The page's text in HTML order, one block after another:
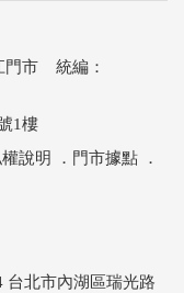
門市 統編：
1樓
說明 ． 門市據點 ．
台北市內湖區瑞光路